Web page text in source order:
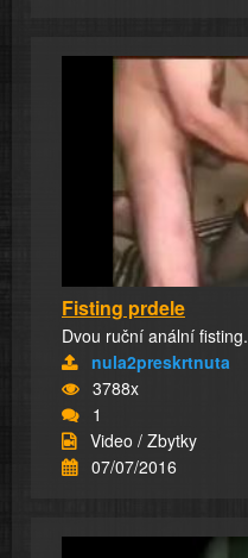
Fisting prdele
Dvou ruční anální fisting.
nula2preskrtnuta
3788x
1
Video / Zbytky
07/07/2016